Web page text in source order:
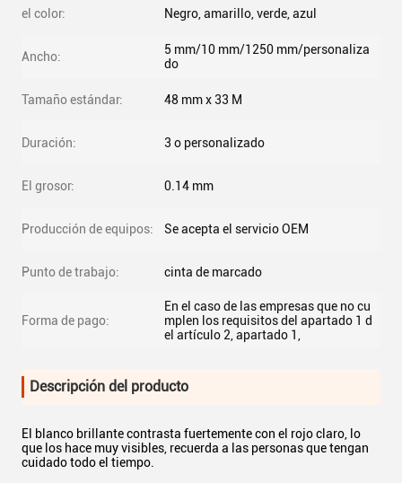
el color: Negro, amarillo, verde, azul
Ancho:
5 mm/10 mm/1250 mm/personaliza
do
Tamaño estándar: 48 mm x 33 M
Duración: 3 o personalizado
El grosor: 0.14 mm
Producción de equipos: Se acepta el servicio OEM
Punto de trabajo: cinta de marcado
Forma de pago:
En el caso de las empresas que no cu
mplen los requisitos del apartado 1 d
el artículo 2, apartado 1,
Descripción del producto
El blanco brillante contrasta fuertemente con el rojo claro, lo
que los hace muy visibles, recuerda a las personas que tengan
cuidado todo el tiempo.